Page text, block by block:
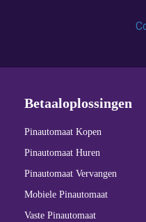
Betaaloplossingen
Pinautomaat Kopen
Pinautomaat Huren
Pinautomaat Vervangen
Mobiele Pinautomaat
Vaste Pinautomaat